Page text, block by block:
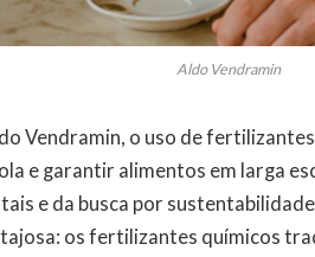
Aldo Vendramin
Vendramin, o uso de
e garantir alimentos em larga
e da busca por
os fertilizantes químicos